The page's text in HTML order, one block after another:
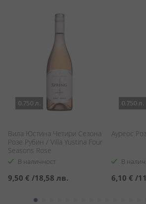
0.750 л.
Вила Юстина Четири Сезона
Розе Рубин / Villa Yustina Four
Seasons Rose
В наличност
9,50 € /18,58 лв.
0.750 л.
Ауреос
В
6,10 € /